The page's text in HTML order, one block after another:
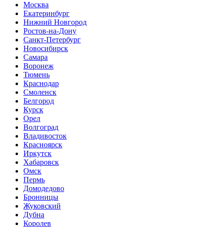
Москва
Екатеринбург
Нижний Новгород
Ростов-на-Дону
Санкт-Петербург
Новосибирск
Самара
Воронеж
Тюмень
Краснодар
Смоленск
Белгород
Курск
Орел
Волгоград
Владивосток
Красноярск
Иркутск
Хабаровск
Омск
Пермь
Домодедово
Бронницы
Жуковский
Дубна
Королев